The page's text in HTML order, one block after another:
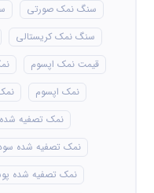
سنگ نمک صورتی
سنگ نمک کریستالی
قیمت نمک اپسوم
نمک اپسوم
نمک تصفیه شده
نمک تصفیه شده
نمک تصفیه شده